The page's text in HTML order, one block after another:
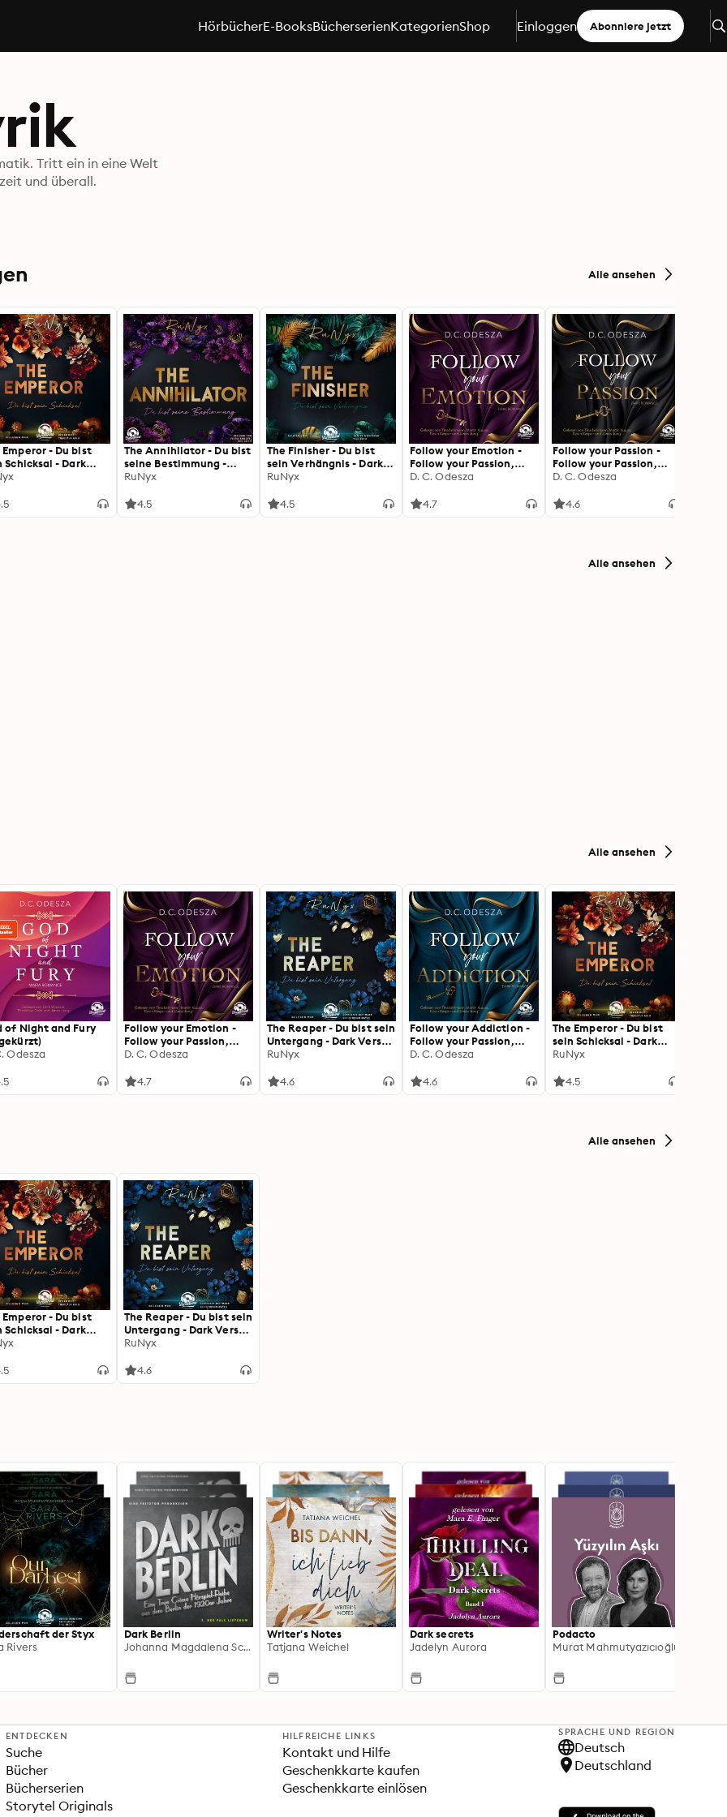
HörbücherE-BooksBücherserienKategorienShop Einloggen Abonniere jetzt
Tritt ein in eine Welt
und überall.
Alle ansehen
Emperor - Du bist
Schicksal - Dark
Band 3
The Annihilator - Du bist
seine Bestimmung -
Dark Verse, Band 5
RuNyx
4.5
The Finisher - Du bist
sein Verhängnis - Dark
Verse, Band 4
RuNyx
4.5
Follow your Emotion -
Follow your Passion,
Band 2 (Ungekürzt)
D. C. Odesza
4.7
Follow your Passion -
Follow your Passion,
Band 1 (Ungekürzt)
D. C. Odesza
4.6
Alle ansehen
Alle ansehen
of Night and Fury
Odesza
Follow your Emotion -
Follow your Passion,
Band 2 (Ungekürzt)
D. C. Odesza
4.7
The Reaper - Du bist sein
Untergang - Dark Verse,
Band 2 (Ungekürzt)
RuNyx
4.6
Follow your Addiction -
Follow your Passion,
Band 3 (Ungekürzt)
D. C. Odesza
4.6
The Emperor - Du bist
sein Schicksal - Dark
Verse, Band 3
RuNyx
4.5
Alle ansehen
Emperor - Du bist
Schicksal - Dark
Band 3
The Reaper - Du bist sein
Untergang - Dark Verse,
Band 2 (Ungekürzt)
RuNyx
4.6
der Styx
Rivers
Dark Berlin
Johanna Magdalena Schmidt
Writer's Notes
Tatjana Weichel
Dark secrets
Jadelyn Aurora
Podacto
Murat Mahmutyazıcıoğlu
ENTDECKEN
Suche
Bücher
Bücherserien
Storytel Originals
HILFREICHE LINKS
Kontakt und Hilfe
Geschenkkarte kaufen
Geschenkkarte einlösen
SPRACHE UND REGION
Deutsch
Deutschland